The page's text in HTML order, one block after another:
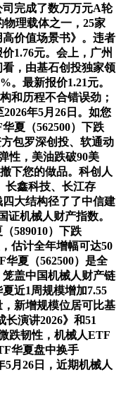
完成了数万万元A轮
理载体之一，25家
价值场景书》。违者
1.76元。会上，广州
，由基石创投独家领
。最新报价1.21元。
和历程不合错误劲；
年5月26日。如您
夏（562500）下跌
包罗深创投、软通动
性，美油跌破90美
下您的做品。科创人
长鑫科技、长江存
大结构径了了中信建
证机械人财产指数。
589010）下跌
估计全年增幅可达50
华夏（562500）是全
盖中国机械人财产链
近1周规模增加7.55
新增规模位居可比基
长演讲2026》和51
跌韧性，机械人ETF
华夏盘中换手
5月26日，近期机械人